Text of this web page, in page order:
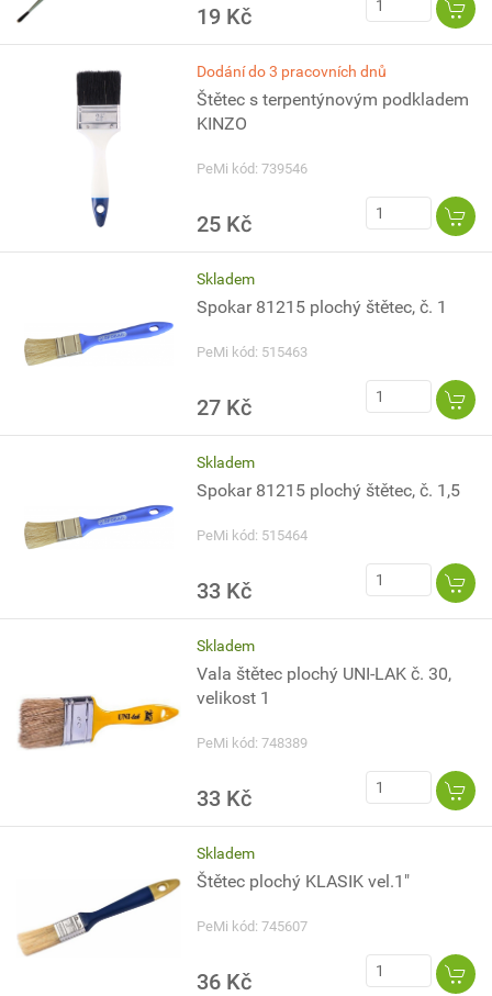
19 Kč
Dodání do 3 pracovních dnů
Štětec s terpentýnovým podkladem
KINZO
PeMi kód: 739546
25 Kč
Skladem
Spokar 81215 plochý štětec, č. 1
PeMi kód: 515463
27 Kč
Skladem
Spokar 81215 plochý štětec, č. 1,5
PeMi kód: 515464
33 Kč
Skladem
Vala štětec plochý UNI-LAK č. 30,
velikost 1
PeMi kód: 748389
33 Kč
Skladem
Štětec plochý KLASIK vel.1"
PeMi kód: 745607
36 Kč